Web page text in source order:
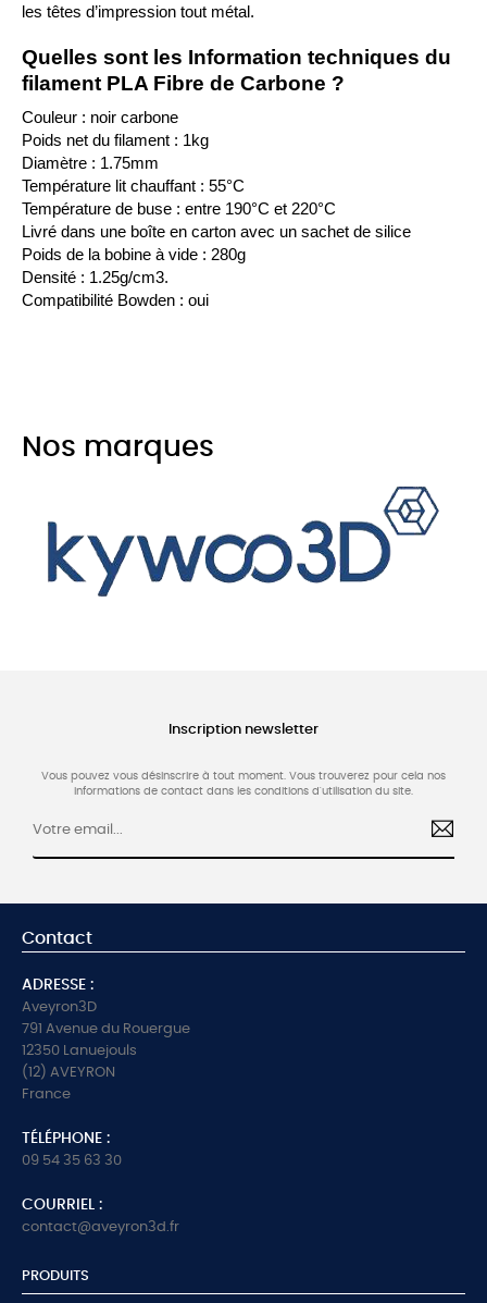
les têtes d’impression tout métal.
Quelles sont les Information techniques du
filament PLA Fibre de Carbone ?
Couleur : noir carbone
Poids net du filament : 1kg
Diamètre : 1.75mm
Température lit chauffant : 55°C
Température de buse : entre 190°C et 220°C
Livré dans une boîte en carton avec un sachet de silice
Poids de la bobine à vide : 280g
Densité : 1.25g/cm3.
Compatibilité Bowden : oui
Nos marques
Inscription newsletter
Vous pouvez vous désinscrire à tout moment. Vous trouverez pour cela nos
informations de contact dans les conditions d'utilisation du site.
Contact
ADRESSE :
Aveyron3D
791 Avenue du Rouergue
12350 Lanuejouls
(12) AVEYRON
France
TÉLÉPHONE :
09 54 35 63 30
COURRIEL :
contact@aveyron3d.fr
PRODUITS